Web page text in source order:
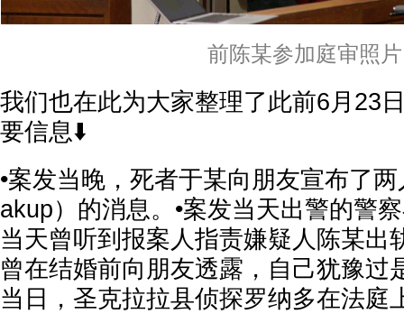
前陈某参加庭审照片
我们也在此为大家整理了此前6月23
要信息⬇️
•案发当晚，死者于某向朋友宣布了
akup）的消息。•案发当天出警的警
当天曾听到报案人指责嫌疑人陈某出
曾在结婚前向朋友透露，自己犹豫过
当日，圣克拉拉县侦探罗纳多在法庭